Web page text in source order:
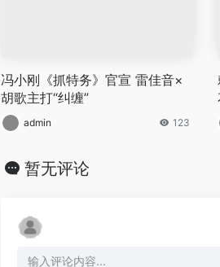
冯小刚《抓特务》官宣 雷佳音×
胡歌主打“纠缠”
admin 123
暂无评论